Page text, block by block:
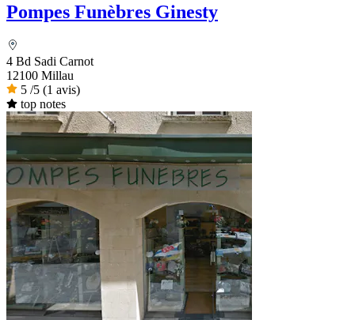
Pompes Funèbres Ginesty
4 Bd Sadi Carnot
12100 Millau
5 /5 (1 avis)
top notes